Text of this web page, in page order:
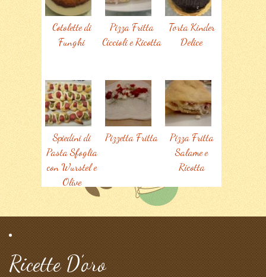
Torta Kinder
Delice
Pizza Fritta
Ciccioli e Ricotta
Cotolette di
Funghi
Pizza Fritta
Salame e
Ricotta
Pizzetta Fritta
Spiedini di
Pasta Sfoglia
con Wurstel e
Olive
Ricette D’oro